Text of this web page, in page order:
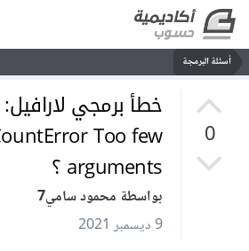
أسئلة البرمجة
0
خطأ برمجي لارافيل:
Too few
arguments ؟
بواسطة محمود سامي7
9 ديسمبر 2021